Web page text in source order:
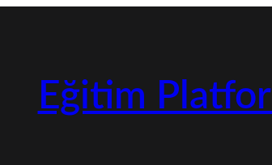
Eğitim